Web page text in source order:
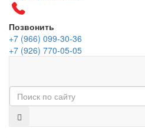
Позвонить
+7 (966) 099-30-36
+7 (926) 770-05-05